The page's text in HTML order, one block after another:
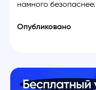
намного безопаснее.
Опубликовано